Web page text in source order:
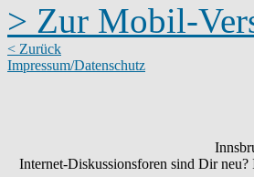
> Zur Mobil-
< Zurück
Impressum/Datenschutz
Internet-Diskussionsforen sind Dir